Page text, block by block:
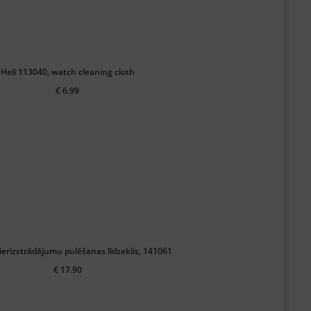
Heli 113040, watch cleaning cloth
€ 6.99
pulēšanas līdzeklis, 141061
€ 17.90